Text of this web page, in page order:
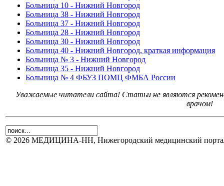
Больница 10 - Нижний Новгород
Больница 38 - Нижний Новгород
Больница 37 - Нижний Новгород
Больница 28 - Нижний Новгород
Больница 30 - Нижний Новгород
Больница 40 - Нижний Новгород, краткая информация
Больница № 3 - Нижний Новгород
Больница 35 - Нижний Новгород
Больница № 4 ФБУЗ ПОМЦ ФМБА России
Уважаемые читатели сайта! Статьи не являются
врачом!
© 2026 МЕДИЦИНА-НН, Нижегородский медицинский